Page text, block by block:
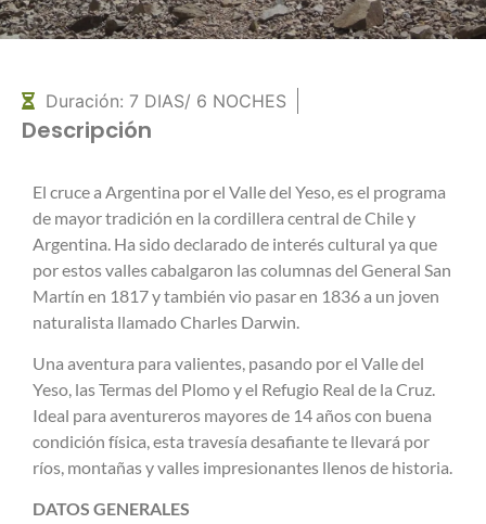
Duración: 7 DIAS/ 6 NOCHES
Descripción
El cruce a Argentina por el Valle del Yeso, es el programa
de mayor tradición en la cordillera central de Chile y
Argentina. Ha sido declarado de interés cultural ya que
por estos valles cabalgaron las columnas del General San
Martín en 1817 y también vio pasar en 1836 a un joven
naturalista llamado Charles Darwin.
Una aventura para valientes, pasando por el Valle del
Yeso, las Termas del Plomo y el Refugio Real de la Cruz.
Ideal para aventureros mayores de 14 años con buena
condición física, esta travesía desafiante te llevará por
ríos, montañas y valles impresionantes llenos de historia.
DATOS GENERALES